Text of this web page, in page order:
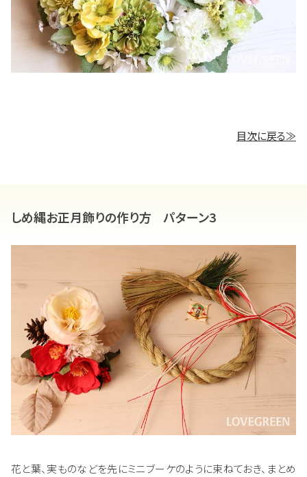
目次に戻る≫
しめ縄お正月飾りの作り方 パターン3
花と葉、実ものなどを先にミニブーケのように束ねておき、まとめ